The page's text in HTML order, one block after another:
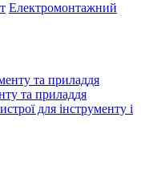
Електромонтажний
та приладдя
для інструменту і